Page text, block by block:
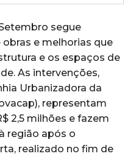
segue
e melhorias que
e os espaços de
As intervenções,
Urbanizadora da
representam
2,5 milhões e fazem
região após o
realizado no fim de